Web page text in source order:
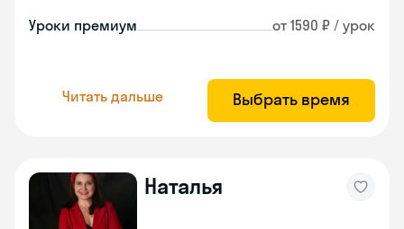
Уроки премиум от 1590 ₽ / урок
Читать дальше Выбрать время
Наталья